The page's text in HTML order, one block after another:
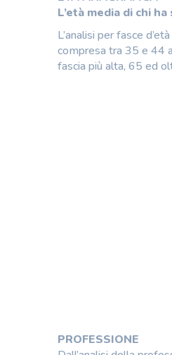
L’età media di chi
L’analisi per fasce
compresa tra 35 e 44
fascia più alta, 65 ed
PROFESSIONE